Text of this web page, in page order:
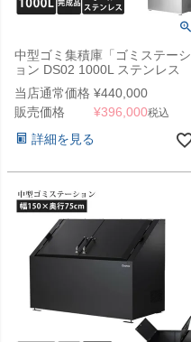
中型ゴミ集積庫「ゴミステーシ
ョン DS02 1000L ステンレス
W1500×D750×H1100mm」 ※
法人宛配送限定（SN）
当店通常価格 ¥440,000
販売価格
¥396,000税込
詳細を見る